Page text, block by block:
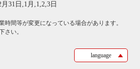
月31日,1月,1,2,3日
時間等が変更になっている場合があります。
さい。
language